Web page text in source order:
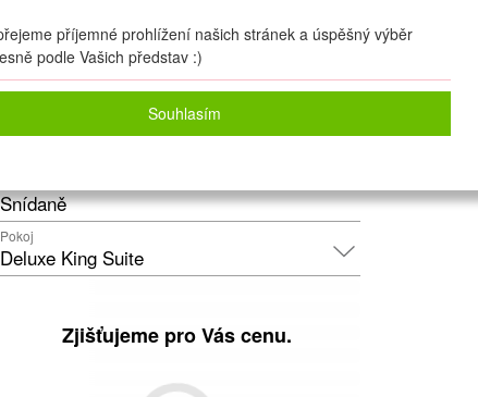
příjemné prohlížení našich stránek a úspěšný výběr
podle Vašich představ :)
Souhlasím
21.08. – 28.08.2026 (8 dní/7 nocí)
Doprava
Letecky - Brno Detail letu
Snídaně
Pokoj
Deluxe King Suite
Zjišťujeme pro Vás cenu.